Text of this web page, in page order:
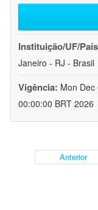
Instituição/UF/
Janeiro - RJ - Brasil
Vigência: Mon Dec
00:00:00 BRT 2026
Anterior